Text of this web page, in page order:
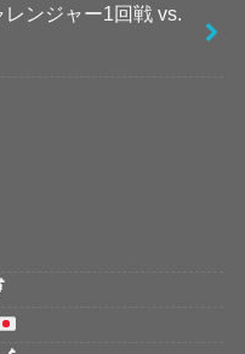
ンジャー1回戦 vs.